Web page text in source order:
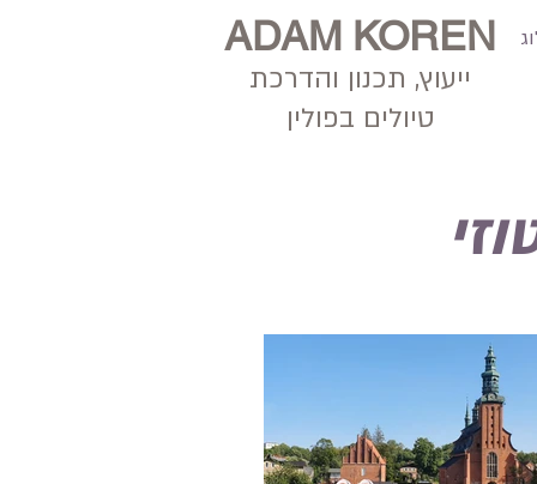
ADAM KOREN
ייעוץ, תכנון והדרכת
טיולים בפולין